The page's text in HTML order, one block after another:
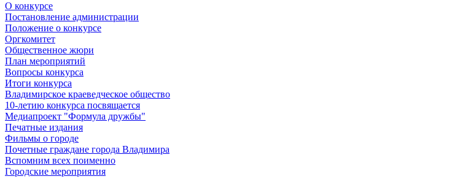
О конкурсе
Постановление администрации
Положение о конкурсе
Оргкомитет
Общественное жюри
План мероприятий
Вопросы конкурса
Итоги конкурса
Владимирское краеведческое общество
10-летию конкурса посвящается
Медиапроект "Формула дружбы"
Печатные издания
Фильмы о городе
Почетные граждане города Владимира
Вспомним всех поименно
Городские мероприятия